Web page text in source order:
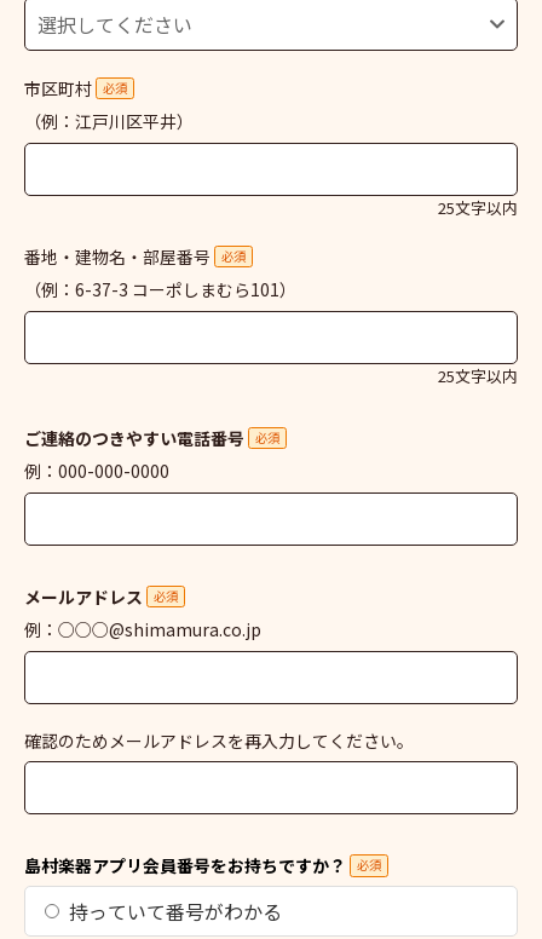
市区町村 必須
（例：江戸川区平井）
25文字以内
番地・建物名・部屋番号 必須
（例：6-37-3 コーポしまむら101）
25文字以内
ご連絡のつきやすい電話番号 必須
例：000-000-0000
メールアドレス 必須
例：○○○@shimamura.co.jp
確認のためメールアドレスを再入力してください。
島村楽器アプリ会員番号をお持ちですか？ 必須
持っていて番号がわかる